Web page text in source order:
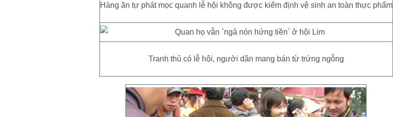
Hàng ăn tự phát mọc quanh lễ hội không được kiểm định vệ sinh an toàn thực phẩm
Tranh thủ có lễ hội, người dân mang bán từ trứng ngỗng